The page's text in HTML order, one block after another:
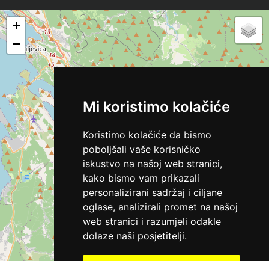
Mi koristimo kolačiće
Koristimo kolačiće da bismo
poboljšali vaše korisničko
iskustvo na našoj web stranici,
kako bismo vam prikazali
personalizirani sadržaj i ciljane
oglase, analizirali promet na našoj
web stranici i razumjeli odakle
dolaze naši posjetitelji.
+
−